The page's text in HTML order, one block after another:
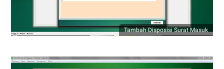
Tambah Disposisi Surat Masuk